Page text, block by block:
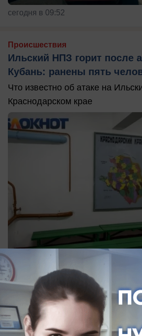
сегодня в 09:52
Происшествия
Ильский НПЗ горит после
Кубань: ранены пять
Что известно об атаке на
Краснодарском крае
сегодня в 08:50
Происшествия
Громкие звуки в небе
Краснодара